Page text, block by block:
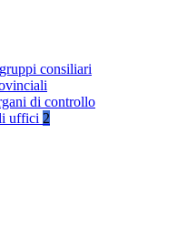
consiliari
di controllo
uffici 2